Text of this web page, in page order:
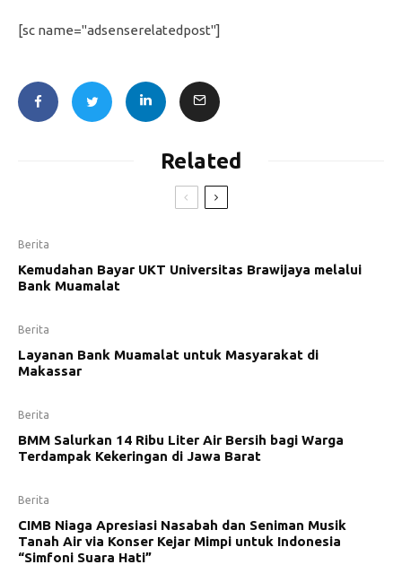
[sc name="adsenserelatedpost"]
Related
Berita
Kemudahan Bayar UKT Universitas Brawijaya melalui
Bank Muamalat
Berita
Layanan Bank Muamalat untuk Masyarakat di
Makassar
Berita
BMM Salurkan 14 Ribu Liter Air Bersih bagi Warga
Terdampak Kekeringan di Jawa Barat
Berita
CIMB Niaga Apresiasi Nasabah dan Seniman Musik
Tanah Air via Konser Kejar Mimpi untuk Indonesia
“Simfoni Suara Hati”